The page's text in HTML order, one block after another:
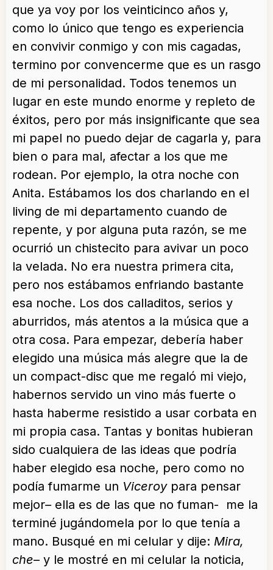
que ya voy por los veinticinco años y,
como lo único que tengo es experiencia
en convivir conmigo y con mis cagadas,
termino por convencerme que es un rasgo
de mi personalidad. Todos tenemos un
lugar en este mundo enorme y repleto de
éxitos, pero por más insignificante que sea
mi papel no puedo dejar de cagarla y, para
bien o para mal, afectar a los que me
rodean. Por ejemplo, la otra noche con
Anita. Estábamos los dos charlando en el
living de mi departamento cuando de
repente, y por alguna puta razón, se me
ocurrió un chistecito para avivar un poco
la velada. No era nuestra primera cita,
pero nos estábamos enfriando bastante
esa noche. Los dos calladitos, serios y
aburridos, más atentos a la música que a
otra cosa. Para empezar, debería haber
elegido una música más alegre que la de
un compact-disc que me regaló mi viejo,
habernos servido un vino más fuerte o
hasta haberme resistido a usar corbata en
mi propia casa. Tantas y bonitas hubieran
sido cualquiera de las ideas que podría
haber elegido esa noche, pero como no
podía fumarme un Viceroy para pensar
mejor– ella es de las que no fuman- me la
terminé jugándomela por lo que tenía a
mano. Busqué en mi celular y dije: Mira,
che– y le mostré en mi celular la noticia,